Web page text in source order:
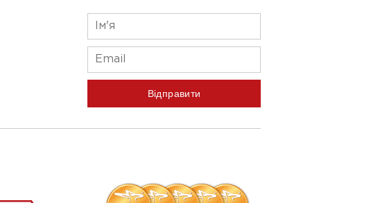
Відправити